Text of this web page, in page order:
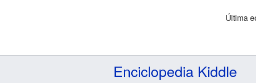
Última
Enciclopedia Kiddle